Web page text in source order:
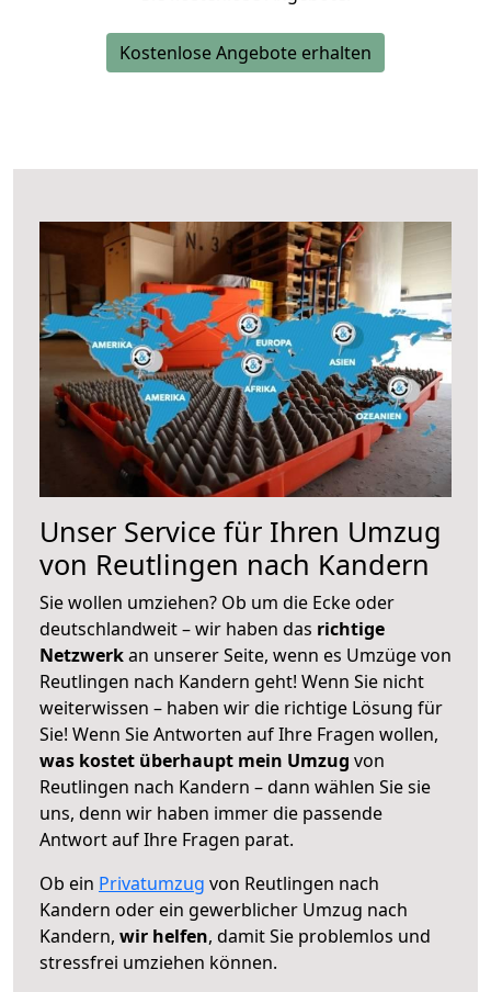
Kostenlose Angebote erhalten
Unser Service für Ihren Umzug
von Reutlingen nach Kandern
Sie wollen umziehen? Ob um die Ecke oder
deutschlandweit – wir haben das richtige
Netzwerkan unserer Seite, wenn es Umzüge von
Reutlingen nach Kandern geht! Wenn Sie nicht
weiterwissen – haben wir die richtige Lösung für
Sie! Wenn Sie Antworten auf Ihre Fragen wollen,
was kostet überhaupt mein Umzug von
Reutlingen nach Kandern – dann wählen Sie sie
uns, denn wir haben immer die passende
Antwort auf Ihre Fragen parat.
Ob ein Privatumzug von Reutlingen nach
Kandern oder ein gewerblicher Umzug nach
Kandern, wir helfen, damit Sie problemlos und
stressfrei umziehen können.